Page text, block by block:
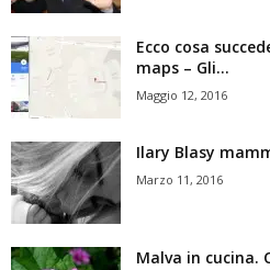
Ecco cosa
maps – Gli...
Maggio 12, 2016
Ilary Blasy
Marzo 11, 2016
Malva in cucina.